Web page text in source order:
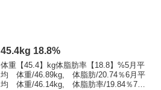
45.4kg 18.8%
体重【45.4】kg体脂肪率【18.8】%5月平
均 体重/46.89kg, 体脂肪/20.74％6月平
均 体重/46.14kg, 体脂肪率/19.84％7月